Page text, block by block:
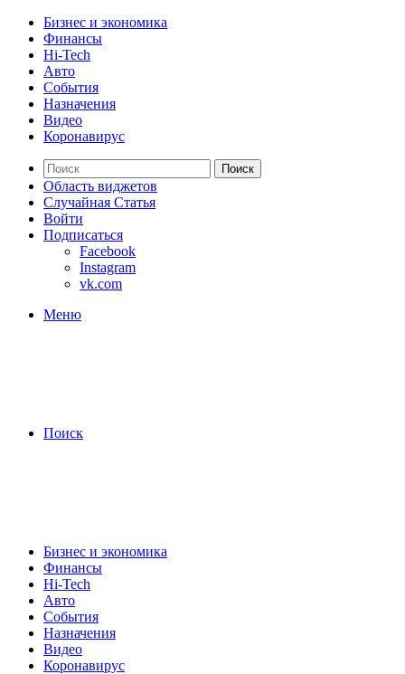
Бизнес и экономика
Финансы
Hi-Tech
Авто
События
Назначения
Видео
Коронавирус
Поиск
Область виджетов
Случайная Статья
Войти
Подписаться
Facebook
Instagram
vk.com
Меню
Поиск
Бизнес и экономика
Финансы
Hi-Tech
Авто
События
Назначения
Видео
Коронавирус